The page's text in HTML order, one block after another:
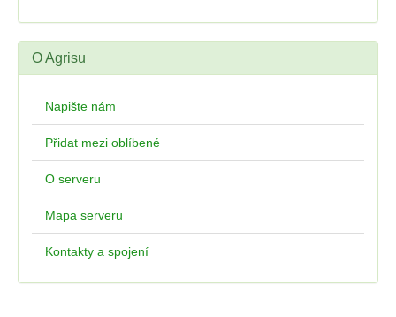
O Agrisu
Napište nám
Přidat mezi oblíbené
O serveru
Mapa serveru
Kontakty a spojení